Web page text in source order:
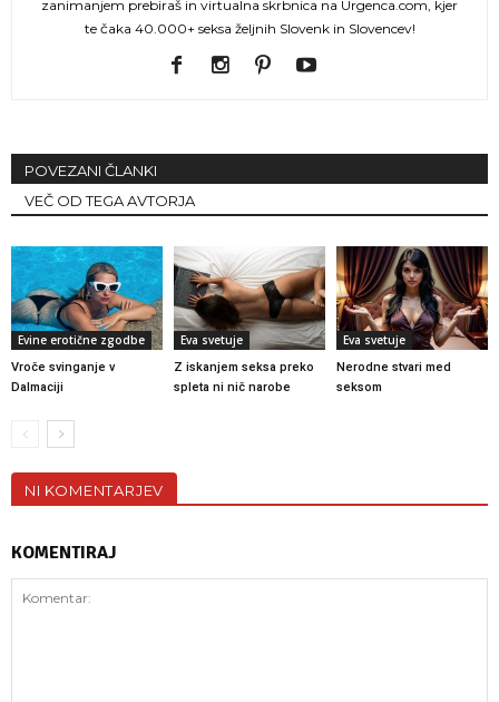
zanimanjem prebiraš in virtualna skrbnica na Urgenca.com, kjer
te čaka 40.000+ seksa željnih Slovenk in Slovencev!
POVEZANI ČLANKI
VEČ OD TEGA AVTORJA
Evine erotične zgodbe
Vroče svinganje v
Dalmaciji
Eva svetuje
Z iskanjem seksa preko
spleta ni nič narobe
Eva svetuje
Nerodne stvari med
seksom
NI KOMENTARJEV
KOMENTIRAJ